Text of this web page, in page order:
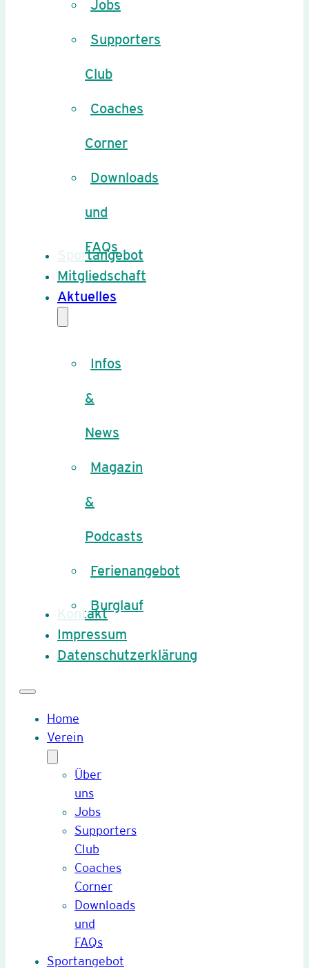
Jobs
Supporters
Club
Coaches
Corner
Downloads
und
FAQs
Sportangebot
Mitgliedschaft
Aktuelles
Infos
&
News
Magazin
&
Podcasts
Ferienangebot
Burglauf
Kontakt
Impressum
Datenschutzerklärung
Home
Verein
Über
uns
Jobs
Supporters
Club
Coaches
Corner
Downloads
und
FAQs
Sportangebot